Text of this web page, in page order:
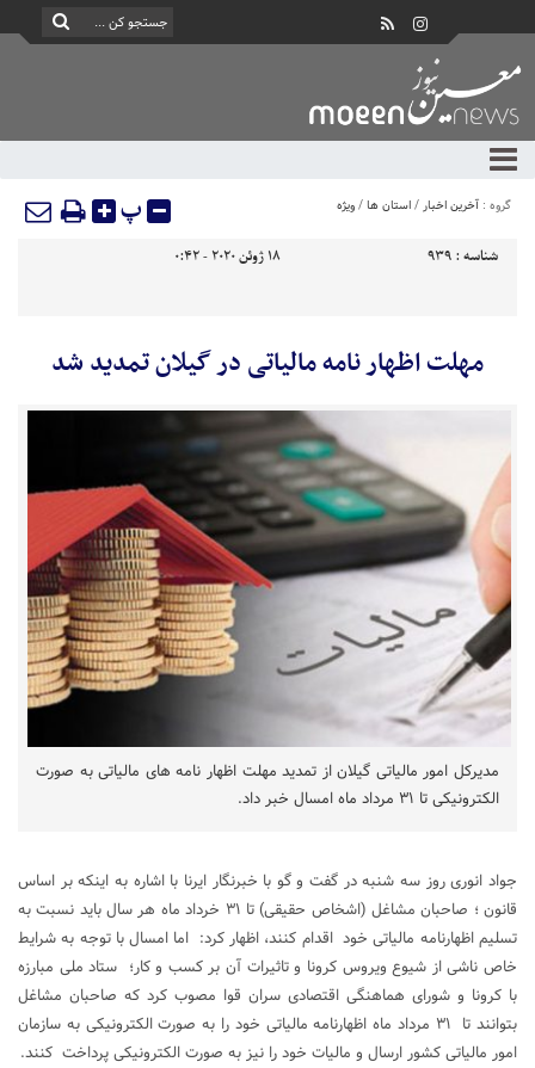
گروه : آخرین اخبار/استان ها/ویژه پ
شناسه : 939 18 ژوئن 2020 - 0:42
مهلت اظهار نامه مالیاتی در گیلان تمدید شد
مدیرکل امور مالیاتی گیلان از تمدید مهلت اظهار نامه های مالیاتی به صورت
الکترونیکی تا ۳۱ مرداد ماه امسال خبر داد.
جواد انوری روز سه شنبه در گفت و گو با خبرنگار ایرنا با اشاره به اینکه بر اساس
قانون ؛ صاحبان مشاغل (اشخاص حقیقی) تا ۳۱ خرداد ماه هر سال باید نسبت به
تسلیم اظهارنامه مالیاتی خود اقدام کنند، اظهار کرد: اما امسال با توجه به شرایط
خاص ناشی از شیوع ویروس کرونا و تاثیرات آن بر کسب و کار؛ ستاد ملی مبارزه
با کرونا و شورای هماهنگی اقتصادی سران قوا مصوب کرد که صاحبان مشاغل
بتوانند تا ۳۱ مرداد ماه اظهارنامه مالیاتی خود را به صورت الکترونیکی به سازمان
امور مالیاتی کشور ارسال و مالیات خود را نیز به صورت الکترونیکی پرداخت کنند.